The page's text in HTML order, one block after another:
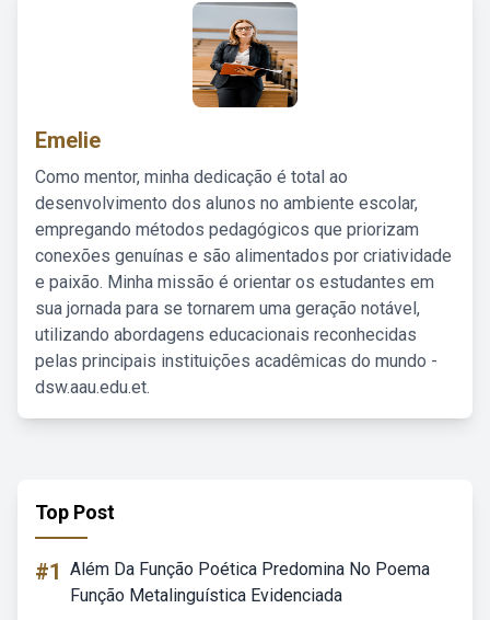
Emelie
Como mentor, minha dedicação é total ao
desenvolvimento dos alunos no ambiente escolar,
empregando métodos pedagógicos que priorizam
conexões genuínas e são alimentados por criatividade
e paixão. Minha missão é orientar os estudantes em
sua jornada para se tornarem uma geração notável,
utilizando abordagens educacionais reconhecidas
pelas principais instituições acadêmicas do mundo -
dsw.aau.edu.et.
Top Post
#1 Além Da Função Poética Predomina No Poema
Função Metalinguística Evidenciada